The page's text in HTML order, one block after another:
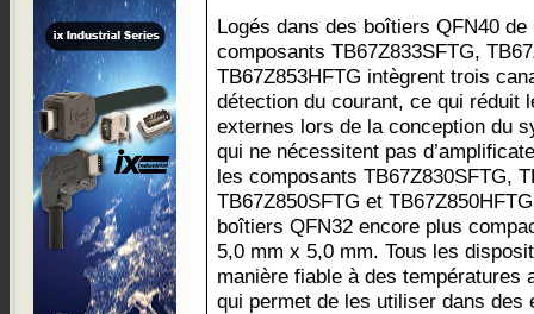
Logés dans des boîtiers QFN40
composants TB67Z833SFTG,
TB67Z853HFTG intègrent trois
détection du courant, ce qui réduit
externes lors de la conception du
qui ne nécessitent pas
les composants TB67Z830SFTG,
TB67Z850SFTG et
boîtiers QFN32 encore plus
5,0 mm x 5,0 mm. Tous les
manière fiable à des températures
qui permet de les utiliser dans des